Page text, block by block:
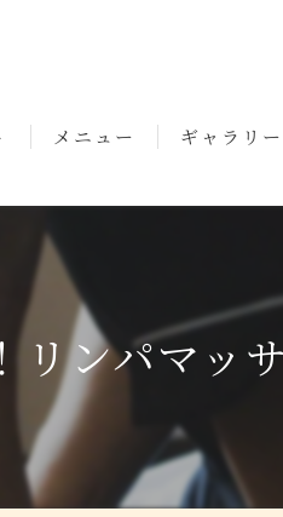
メニュー ギャラリー
リンパマッ